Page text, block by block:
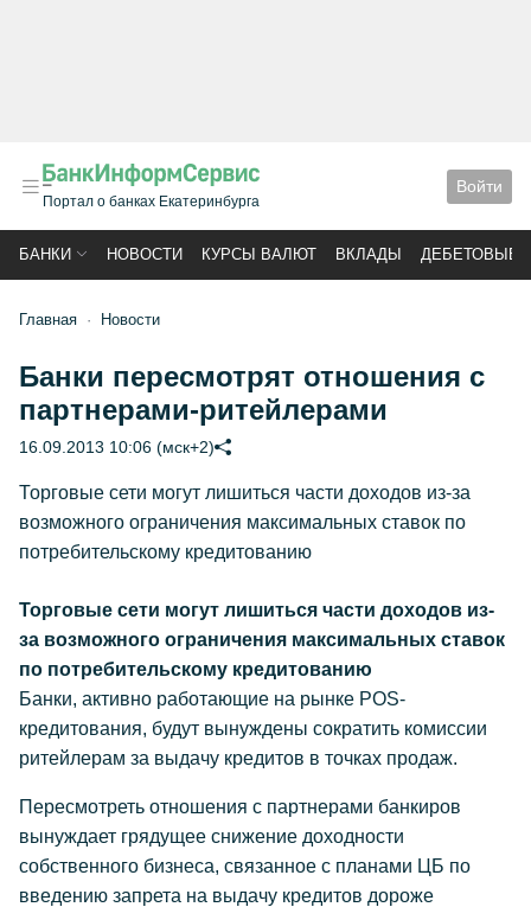
Портал о банках Екатеринбурга
Войти
БАНКИ НОВОСТИ КУРСЫ ВАЛЮТ ВКЛАДЫ ДЕБЕТОВЫЕ
Главная Новости
Банки пересмотрят отношения с
партнерами-ритейлерами
16.09.2013 10:06 (мск+2)
Торговые сети могут лишиться части доходов из-за
возможного ограничения максимальных ставок по
потребительскому кредитованию
Торговые сети могут лишиться части доходов из-
за возможного ограничения максимальных ставок
по потребительскому кредитованию
Банки, активно работающие на рынке POS-
кредитования, будут вынуждены сократить комиссии
ритейлерам за выдачу кредитов в точках продаж.
Пересмотреть отношения с партнерами банкиров
вынуждает грядущее снижение доходности
собственного бизнеса, связанное с планами ЦБ по
введению запрета на выдачу кредитов дороже